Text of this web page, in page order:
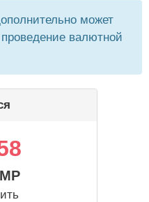
может
валютной